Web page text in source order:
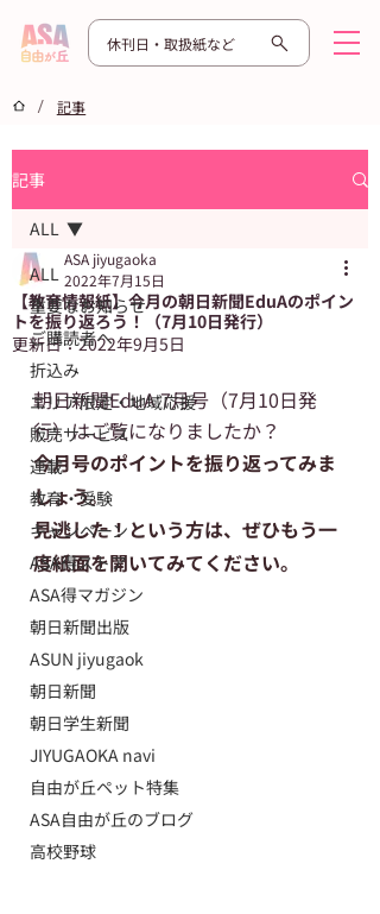
休刊日・取扱紙など
/ 記事
記事
ALL
重要なお知らせ
ご購読者へ
折込み
エリア限定・地域応援
販売サービス
連載
教育・受験
キャンペーン
ASA得ストア
ASA得マガジン
朝日新聞出版
ASUN jiyugaok
朝日新聞
朝日学生新聞
JIYUGAOKA navi
自由が丘ペット特集
ASA自由が丘のブログ
高校野球
ALL
【教育情報紙】今月の朝日新聞EduAのポイン
トを振り返ろう！（7月10日発行）
ASA jiyugaoka
2022年7月15日
更新日：2022年9月5日
朝日新聞EduA 7月号（7月10日発
行）はご覧になりましたか？
今月号のポイントを振り返ってみま
しょう。
見逃した！という方は、ぜひもう一
度紙面を開いてみてください。